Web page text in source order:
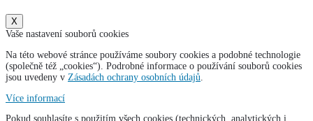
X
Vaše nastavení souborů cookies
Na této webové stránce používáme soubory cookies a podobné technologie
(společně též „cookies“). Podrobné informace o používání souborů cookies
jsou uvedeny v Zásadách ochrany osobních údajů
Více informací
Pokud souhlasíte s použitím všech cookies (technických, analytických i